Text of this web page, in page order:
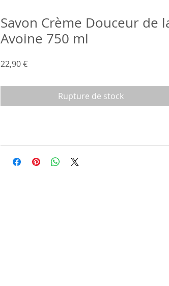
Savon Crème Douceur de
Avoine 750 ml
22,90 €Prix
Rupture de stock